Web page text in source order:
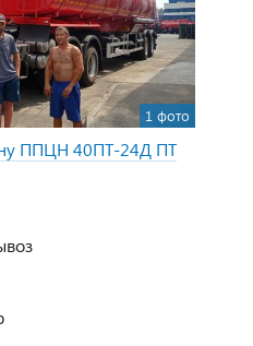
1 фото
ППЦН 40ПТ-24Д ПТ